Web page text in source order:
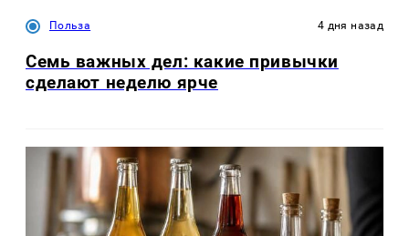
Польза 4 дня назад
Семь важных дел: какие привычки
сделают неделю ярче